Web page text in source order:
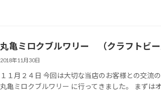
丸亀ミロクブルワリー （クラフトビー
2018年11月30日
１１月２４日 今回は大切な当店のお客様との交流
丸亀ミロクブルワリー に行ってきました。 まずは